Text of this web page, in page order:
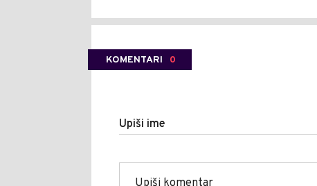
KOMENTARI 0
Upiši ime